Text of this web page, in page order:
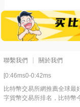
聯繫我們 關於我們
[0:46ms0-0:42ms
比特幣交易所網推薦全球最
字貨幣交易所排名，比特幣